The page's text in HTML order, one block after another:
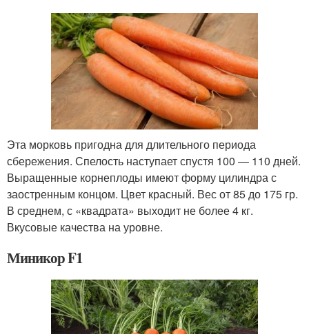
Эта морковь пригодна для длительного периода
сбережения. Спелость наступает спустя 100 — 110 дней.
Выращенные корнеплоды имеют форму цилиндра с
заостренным концом. Цвет красный. Вес от 85 до 175 гр.
В среднем, с «квадрата» выходит не более 4 кг.
Вкусовые качества на уровне.
Миникор F1